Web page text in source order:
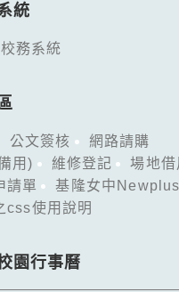
統
務系統
公文簽核
網路請購
用)
維修登記
場地借
請單
基隆女中
css使用說明
園行事曆